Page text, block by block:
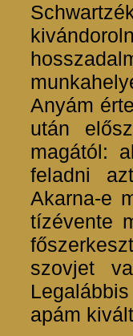
Anyám
után
magától:
feladni
Akarna-e
tízévente
szovjet
apám